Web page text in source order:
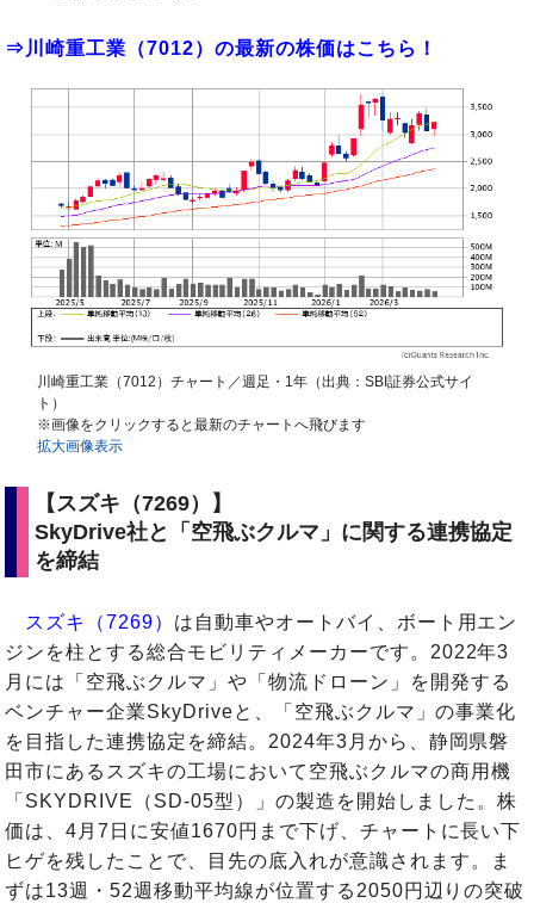
⇒川崎重工業（7012）の最新の株価はこちら！
川崎重工業（7012）チャート／週足・1年（出典：SBI証券公式サイ
ト）
※画像をクリックすると最新のチャートへ飛びます
拡大画像表示
【スズキ（7269）】
SkyDrive社と「空飛ぶクルマ」に関する連携協定
を締結
スズキ（7269） は自動車やオートバイ、ボート用エン
ジンを柱とする総合モビリティメーカーです。2022年3
月には「空飛ぶクルマ」や「物流ドローン」を開発する
ベンチャー企業SkyDriveと、「空飛ぶクルマ」の事業化
を目指した連携協定を締結。2024年3月から、静岡県磐
田市にあるスズキの工場において空飛ぶクルマの商用機
「SKYDRIVE（SD-05型）」の製造を開始しました。株
価は、4月7日に安値1670円まで下げ、チャートに長い下
ヒゲを残したことで、目先の底入れが意識されます。ま
ずは13週・52週移動平均線が位置する2050円辺りの突破